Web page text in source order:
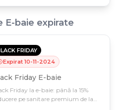
E-baie expirate
FRIDAY
Expirat 10-11-2024
Friday E-baie
Friday la e-baie: până la 15%
pe sanitare premium de la